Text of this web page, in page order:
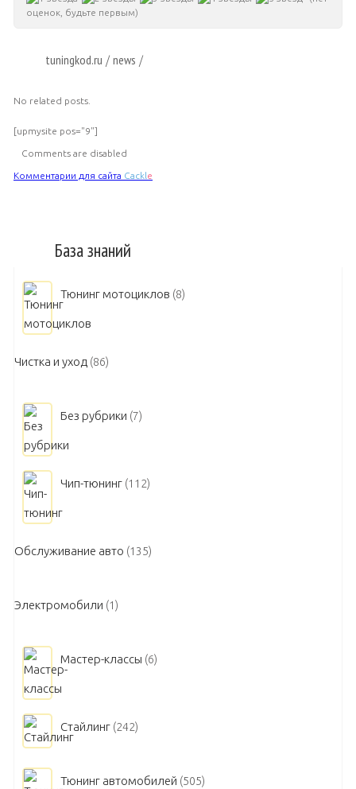
оценок, будьте первым)
tuningkod.ru / news /
No related posts.
[upmysite pos="9"]
Comments are disabled
Комментарии для сайта Cackl e
База знаний
Тюнинг мотоциклов (8)
Чистка и уход (86)
Без рубрики (7)
Чип-тюнинг (112)
Обслуживание авто (135)
Электромобили (1)
Мастер-классы (6)
Стайлинг (242)
Тюнинг автомобилей (505)